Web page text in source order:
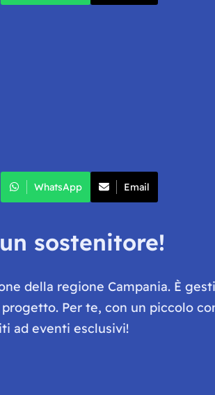
WhatsApp Email
sostenitore!
della regione Campania. È
Per te, con un piccolo
ad eventi esclusivi!